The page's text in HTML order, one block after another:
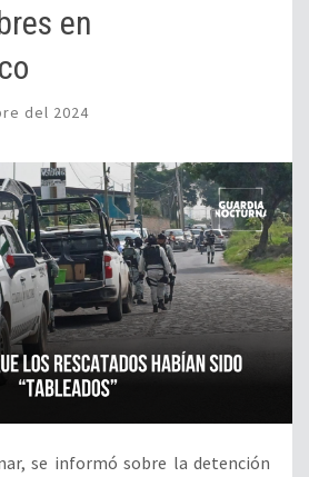
en
del 2024
se informó sobre la detención